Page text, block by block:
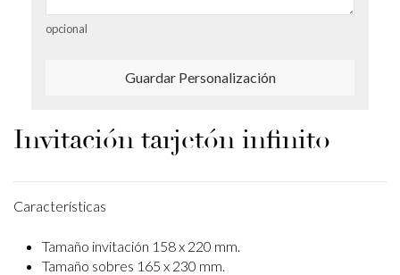
opcional
Guardar Personalización
Invitación tarjetón infinito
Características
Tamaño invitación 158 x 220 mm.
Tamaño sobres 165 x 230 mm.